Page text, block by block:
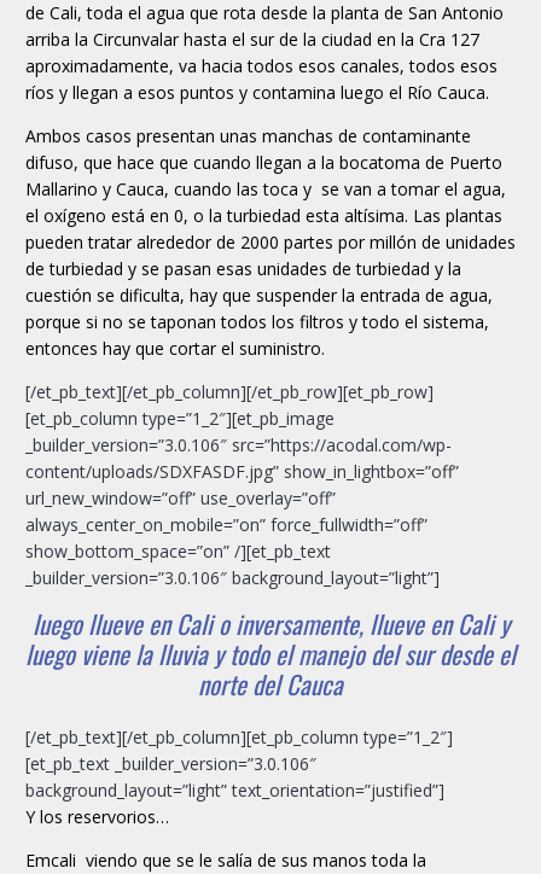
de Cali, toda el agua que rota desde la planta de San Antonio
arriba la Circunvalar hasta el sur de la ciudad en la Cra 127
aproximadamente, va hacia todos esos canales, todos esos
ríos y llegan a esos puntos y contamina luego el Río Cauca.
Ambos casos presentan unas manchas de contaminante
difuso, que hace que cuando llegan a la bocatoma de Puerto
Mallarino y Cauca, cuando las toca y se van a tomar el agua,
el oxígeno está en 0, o la turbiedad esta altísima. Las plantas
pueden tratar alrededor de 2000 partes por millón de unidades
de turbiedad y se pasan esas unidades de turbiedad y la
cuestión se dificulta, hay que suspender la entrada de agua,
porque si no se taponan todos los filtros y todo el sistema,
entonces hay que cortar el suministro.
[/et_pb_text][/et_pb_column][/et_pb_row][et_pb_row]
[et_pb_column type=”1_2″][et_pb_image
_builder_version=”3.0.106″ src=”https://acodal.com/wp-
content/uploads/SDXFASDF.jpg” show_in_lightbox=”off”
url_new_window=”off” use_overlay=”off”
always_center_on_mobile=”on” force_fullwidth=”off”
show_bottom_space=”on” /][et_pb_text
_builder_version=”3.0.106″ background_layout=”light”]
luego llueve en Cali o inversamente, llueve en Cali y
luego viene la lluvia y todo el manejo del sur desde el
norte del Cauca
[/et_pb_text][/et_pb_column][et_pb_column type=”1_2″]
[et_pb_text _builder_version=”3.0.106″
background_layout=”light” text_orientation=”justified”]
Y los reservorios…
Emcali viendo que se le salía de sus manos toda la